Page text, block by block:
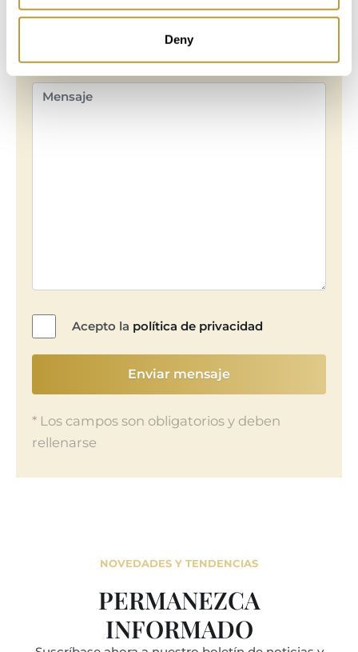
Deny
Acepto la política de privacidad
Enviar mensaje
* Los campos son obligatorios y deben
rellenarse
NOVEDADES Y TENDENCIAS
PERMANEZCA
INFORMADO